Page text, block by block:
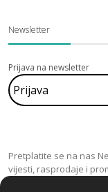
Newsletter
Prijava na newsletter
Pretplatite se na nas
vijesti, rasprodaje i